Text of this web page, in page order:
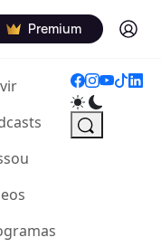
Premium Log in
(current)